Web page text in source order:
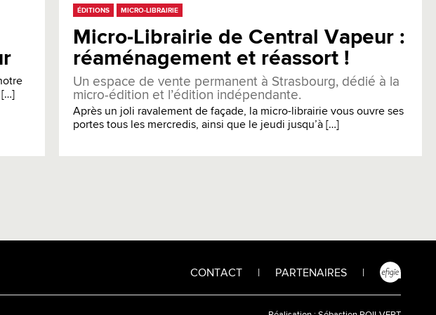
ÉDITIONS MICRO-LIBRAIRIE
Micro-Librairie de Central Vapeur :
réaménagement et réassort !
Un espace de vente permanent à Strasbourg, dédié à la
micro-édition et l’édition indépendante.
Après un joli ravalement de façade, la micro-librairie vous ouvre ses
portes tous les mercredis, ainsi que le jeudi jusqu’à […]
CONTACT PARTENAIRES